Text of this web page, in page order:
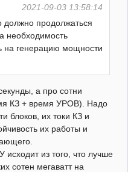
2021-09-03 13:58:14
должно продолжаться
необходимость
на генерацию мощности
а про сотни
КЗ + время УРОВ). Надо
блоков, их токи КЗ и
их работы и
из того, что лучше
сотен мегаватт на